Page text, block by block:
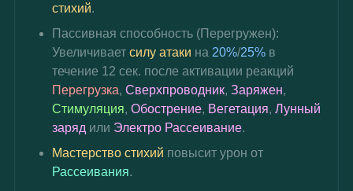
стихий.
Пассивная способность (Перегружен):
Увеличивает силу атаки на 20%/25% в
течение 12 сек. после активации реакций
Перегрузка, Сверхпроводник, Заряжен,
Стимуляция, Обострение, Вегетация, Лунный
заряд или Электро Рассеивание.
Мастерство стихий повысит урон от
Рассеивания.